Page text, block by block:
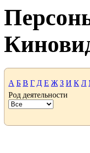
А Б В Г Д Е Ж З И К Л
Род деятельности